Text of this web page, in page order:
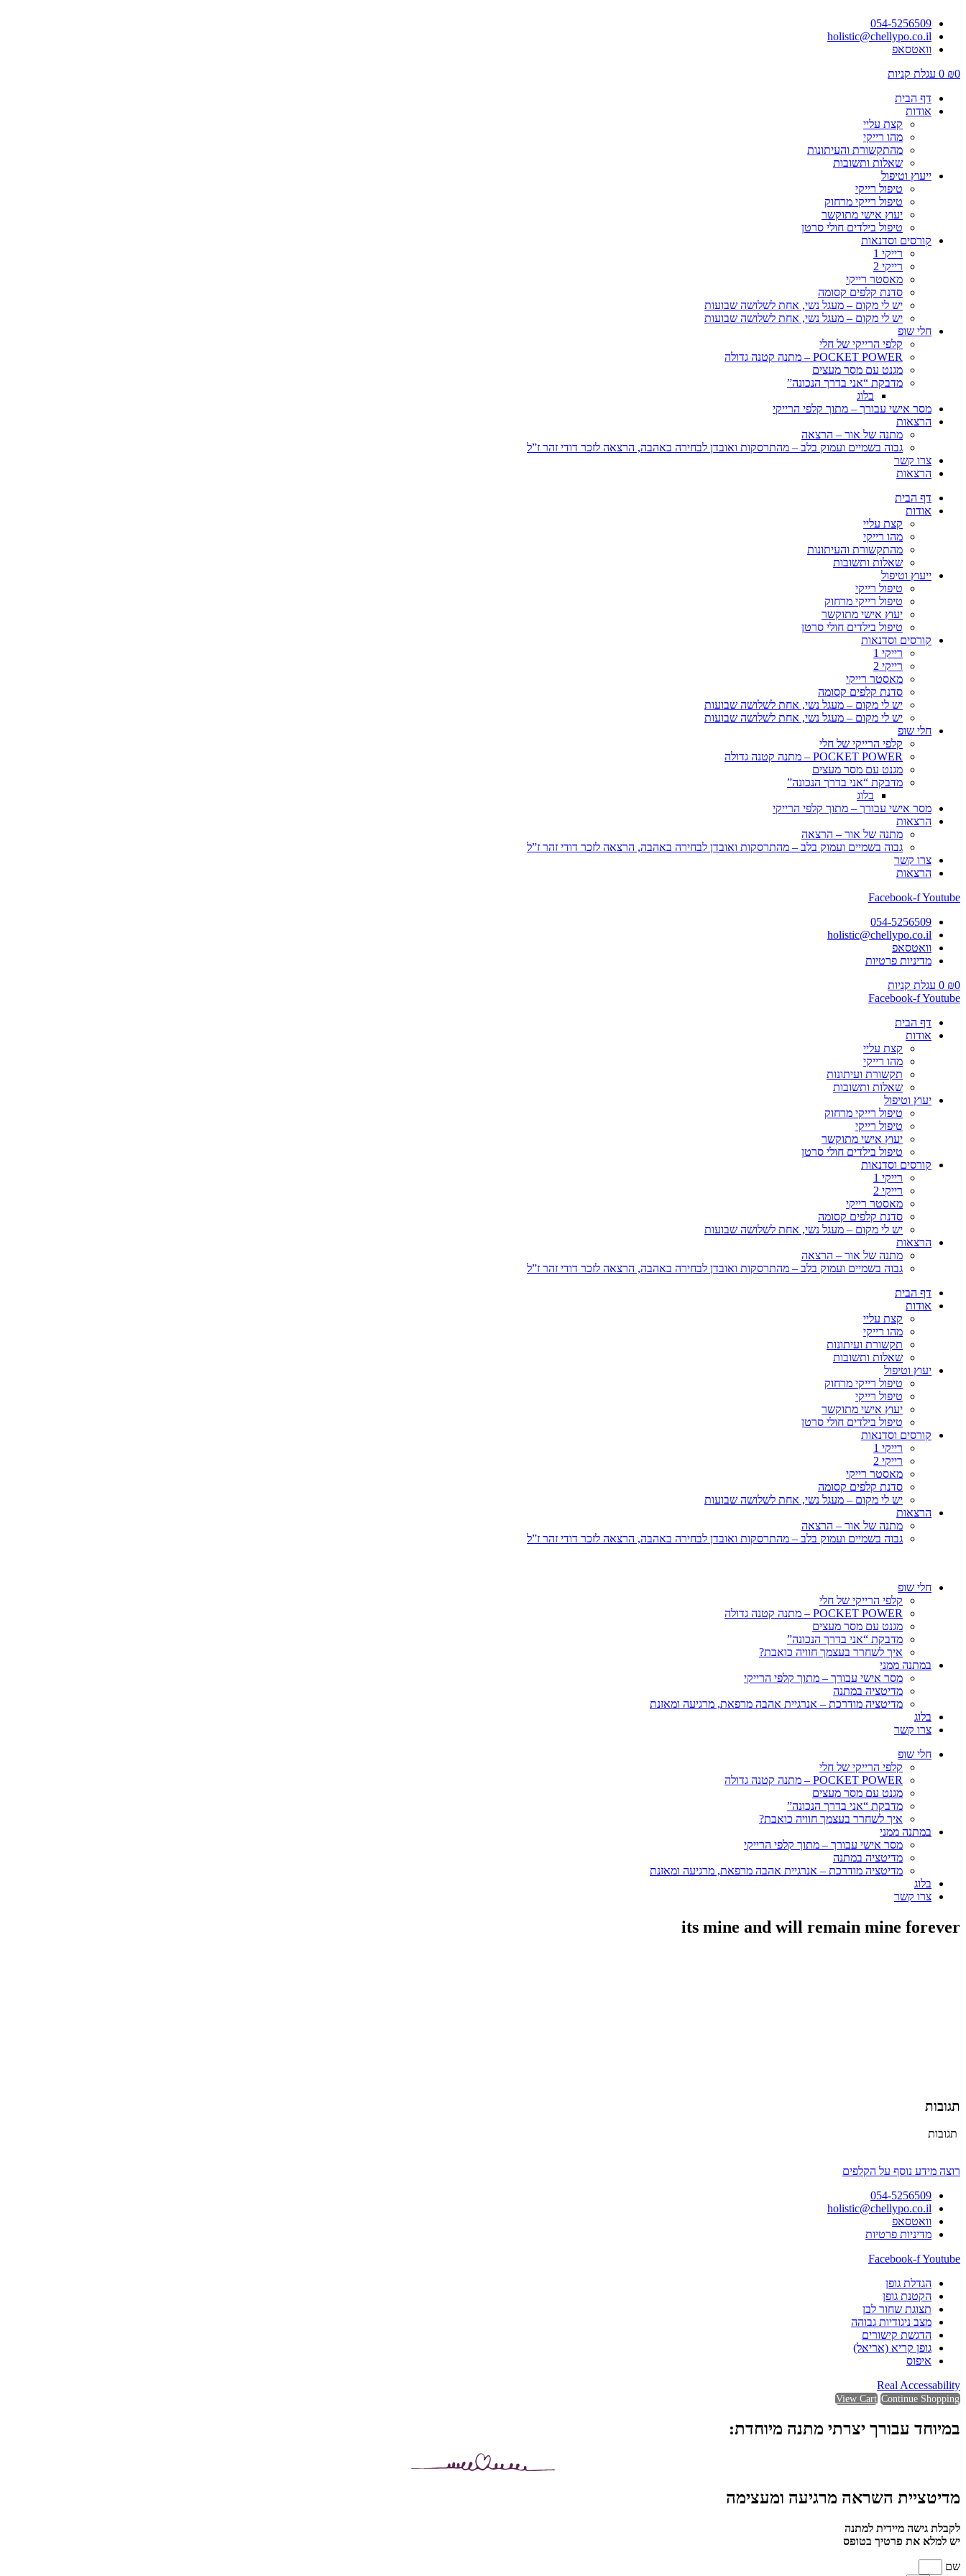
054-5256509
holistic@chellypo.co.il
וואטסאפ
₪0
0 עגלת קניות
דף הבית
אודות
קצת עליי
מהו רייקי
מהתקשורת והעיתונות
שאלות ותשובות
ייעוץ וטיפול
טיפול רייקי
טיפול רייקי מרחוק
יעוץ אישי מתוקשר
טיפול בילדים חולי סרטן
קורסים וסדנאות
רייקי 1
רייקי 2
מאסטר רייקי
סדנת קלפים קסומה
יש לי מקום – מעגל נשי, אחת לשלושה שבועות
יש לי מקום – מעגל נשי, אחת לשלושה שבועות
חלי שופ
קלפי הרייקי של חלי
POCKET POWER – מתנה קטנה גדולה
מגנט עם מסר מעצים
מדבקת “אני בדרך הנכונה”
בלוג
מסר אישי עבורך – מתוך קלפי הרייקי
הרצאות
מתנה של אור – הרצאה
גבוה בשמיים ועמוק בלב – מהתרסקות ואובדן לבחירה באהבה, הרצאה לזכר דודי זהר ז”ל
צרו קשר
הרצאות
דף הבית
אודות
קצת עליי
מהו רייקי
מהתקשורת והעיתונות
שאלות ותשובות
ייעוץ וטיפול
טיפול רייקי
טיפול רייקי מרחוק
יעוץ אישי מתוקשר
טיפול בילדים חולי סרטן
קורסים וסדנאות
רייקי 1
רייקי 2
מאסטר רייקי
סדנת קלפים קסומה
יש לי מקום – מעגל נשי, אחת לשלושה שבועות
יש לי מקום – מעגל נשי, אחת לשלושה שבועות
חלי שופ
קלפי הרייקי של חלי
POCKET POWER – מתנה קטנה גדולה
מגנט עם מסר מעצים
מדבקת “אני בדרך הנכונה”
בלוג
מסר אישי עבורך – מתוך קלפי הרייקי
הרצאות
מתנה של אור – הרצאה
גבוה בשמיים ועמוק בלב – מהתרסקות ואובדן לבחירה באהבה, הרצאה לזכר דודי זהר ז”ל
צרו קשר
הרצאות
Facebook-fYoutube
054-5256509
holistic@chellypo.co.il
וואטסאפ
מדיניות פרטיות
₪0
0 עגלת קניות
Facebook-fYoutube
דף הבית
אודות
קצת עליי
מהו רייקי
תקשורת ועיתונות
שאלות ותשובות
יעוץ וטיפול
טיפול רייקי מרחוק
טיפול רייקי
יעוץ אישי מתוקשר
טיפול בילדים חולי סרטן
קורסים וסדנאות
רייקי 1
רייקי 2
מאסטר רייקי
סדנת קלפים קסומה
יש לי מקום – מעגל נשי, אחת לשלושה שבועות
הרצאות
מתנה של אור – הרצאה
גבוה בשמיים ועמוק בלב – מהתרסקות ואובדן לבחירה באהבה, הרצאה לזכר דודי זהר ז”ל
דף הבית
אודות
קצת עליי
מהו רייקי
תקשורת ועיתונות
שאלות ותשובות
יעוץ וטיפול
טיפול רייקי מרחוק
טיפול רייקי
יעוץ אישי מתוקשר
טיפול בילדים חולי סרטן
קורסים וסדנאות
רייקי 1
רייקי 2
מאסטר רייקי
סדנת קלפים קסומה
יש לי מקום – מעגל נשי, אחת לשלושה שבועות
הרצאות
מתנה של אור – הרצאה
גבוה בשמיים ועמוק בלב – מהתרסקות ואובדן לבחירה באהבה, הרצאה לזכר דודי זהר ז”ל
חלי שופ
קלפי הרייקי של חלי
POCKET POWER – מתנה קטנה גדולה
מגנט עם מסר מעצים
מדבקת “אני בדרך הנכונה”
איך לשחרר בעצמך חוויה כואבת?
במתנה ממני
מסר אישי עבורך – מתוך קלפי הרייקי
מדיטציה במתנה
מדיטציה מודרכת – אנרגיית אהבה מרפאת, מרגיעה ומאזנת
בלוג
צרו קשר
חלי שופ
קלפי הרייקי של חלי
POCKET POWER – מתנה קטנה גדולה
מגנט עם מסר מעצים
מדבקת “אני בדרך הנכונה”
איך לשחרר בעצמך חוויה כואבת?
במתנה ממני
מסר אישי עבורך – מתוך קלפי הרייקי
מדיטציה במתנה
מדיטציה מודרכת – אנרגיית אהבה מרפאת, מרגיעה ומאזנת
בלוג
צרו קשר
its mine and will remain mine forever
תגובות
תגובות
רוצה מידע נוסף על הקלפים
054-5256509
holistic@chellypo.co.il
וואטסאפ
מדיניות פרטיות
Facebook-fYoutube
הגדלת גופן
הקטנת גופן
תצוגת שחור לבן
מצב ניגודיות גבוהה
הדגשת קישורים
גופן קריא (אריאל)
איפוס
Real Accessability
View Cart Continue Shopping
במיוחד עבורך יצרתי מתנה מיוחדת:
מדיטציית השראה מרגיעה ומעצימה
לקבלת גישה מיידית למתנה
יש למלא את פרטיך בטופס
שם